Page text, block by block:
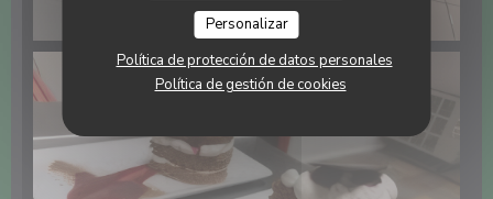
Personalizar
Política de protección de datos personales
Política de gestión de cookies